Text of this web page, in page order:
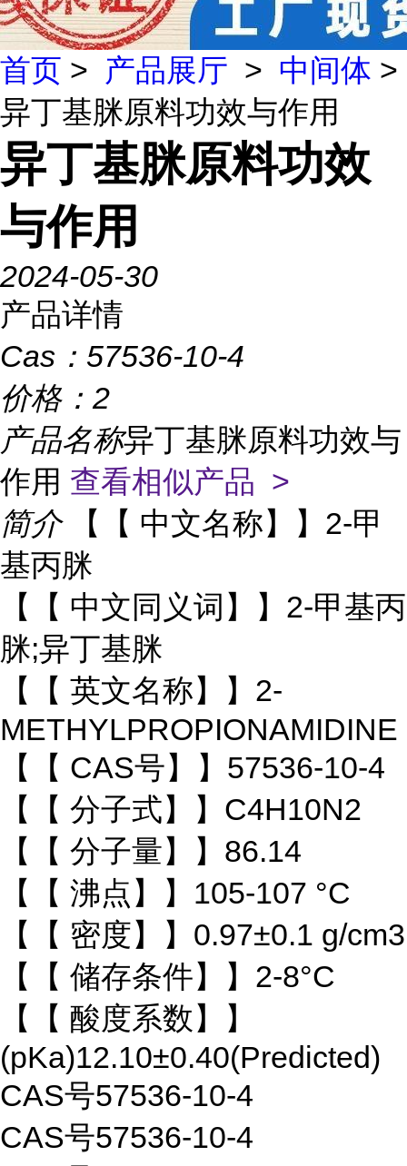
首页 > 产品展厅 > 中间体 >
异丁基脒原料功效与作用
异丁基脒原料功效
与作用
2024-05-30
产品详情
Cas： 57536-10-4
价格： 2
产品名称异丁基脒原料功效与
作用 查看相似产品 >
简介
【【 中文名称】】2-甲
基丙脒
【【 中文同义词】】2-甲基丙
脒;异丁基脒
【【 英文名称】】2-
METHYLPROPIONAMIDINE
【【 CAS号】】57536-10-4
【【 分子式】】C4H10N2
【【 分子量】】86.14
【【 沸点】】105-107 °C
【【 密度】】0.97±0.1 g/cm3
【【 储存条件】】2-8°C
【【 酸度系数】】
(pKa)12.10±0.40(Predicted)
CAS号57536-10-4
CAS号57536-10-4